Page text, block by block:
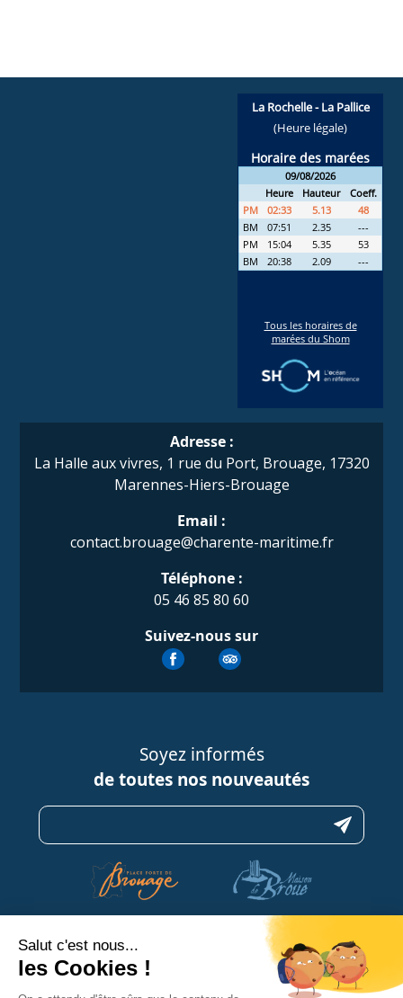
Adresse :
La Halle aux vivres, 1 rue du Port, Brouage, 17320
Marennes-Hiers-Brouage
Email :
contact.brouage@charente-maritime.fr
Téléphone :
05 46 85 80 60
Suivez-nous sur
Soyez informés
de toutes nos nouveautés
N’hésitez pas à nous contacter